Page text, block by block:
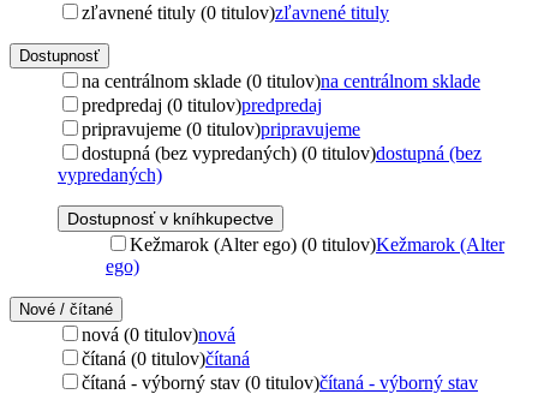
zľavnené tituly (0 titulov)zľavnené tituly
Dostupnosť
na centrálnom sklade (0 titulov)na centrálnom sklade
predpredaj (0 titulov)predpredaj
pripravujeme (0 titulov)pripravujeme
dostupná (bez vypredaných) (0 titulov)dostupná (bez
vypredaných)
Dostupnosť v kníhkupectve
Kežmarok (Alter ego) (0 titulov)Kežmarok (Alter
ego)
Nové / čítané
nová (0 titulov)nová
čítaná (0 titulov)čítaná
čítaná - výborný stav (0 titulov)čítaná - výborný stav